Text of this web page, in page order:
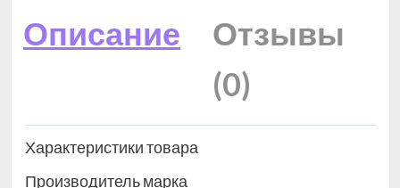
Описание
Отзывы
(0)
Характеристики товара
Производитель марка